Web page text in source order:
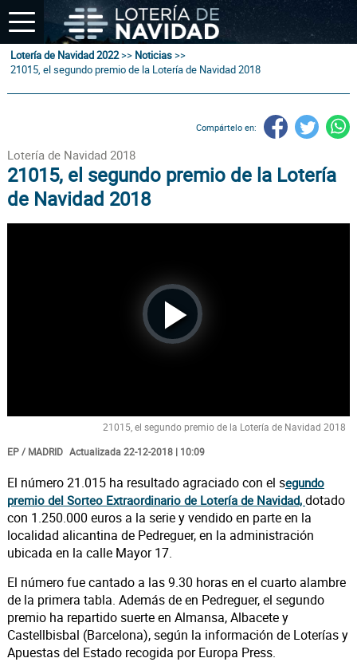
Lotería de Navidad 2022>> Noticias>>
21015, el segundo premio de la Lotería de Navidad 2018
Compártelo en:
Lotería de Navidad 2018
21015, el segundo premio de la Lotería
de Navidad 2018
Play
21015, el segundo premio de la Lotería de Navidad 2018
EP / MADRID Actualizada 22-12-2018 | 10:09
El número 21.015 ha resultado agraciado con el segundo
premio del Sorteo Extraordinario de Lotería de Navidad, dotado
con 1.250.000 euros a la serie y vendido en parte en la
localidad alicantina de Pedreguer, en la administración
ubicada en la calle Mayor 17.
El número fue cantado a las 9.30 horas en el cuarto alambre
de la primera tabla. Además de en Pedreguer, el segundo
premio ha repartido suerte en Almansa, Albacete y
Castellbisbal (Barcelona), según la información de Loterías y
Apuestas del Estado recogida por Europa Press.